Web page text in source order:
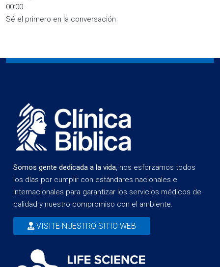
00:00.
Sé el primero en la conversación
Somos gente dedicada a la vida, nos esforzamos todos
los días por cumplir con estándares nacionales e
internacionales para garantizar los servicios médicos de
calidad y nuestro compromiso con el ambiente.
VISITE NUESTRO SITIO WEB